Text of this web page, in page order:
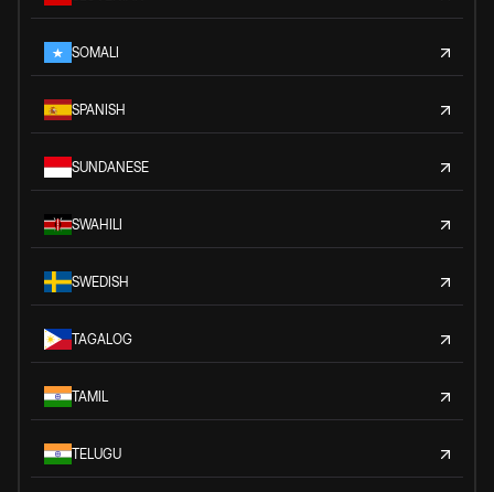
SOMALI
SPANISH
SUNDANESE
SWAHILI
SWEDISH
TAGALOG
TAMIL
TELUGU